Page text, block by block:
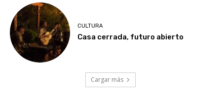
CULTURA
Casa cerrada, futuro abierto
Cargar más